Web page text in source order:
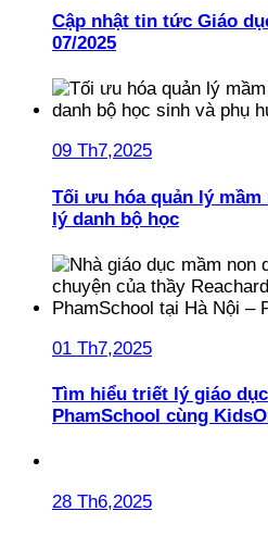
Cập nhật tin tức Giáo
07/2025
09 Th7,2025
Tối ưu hóa quản lý
lý danh bộ học
01 Th7,2025
Tìm hiểu triết lý giáo
PhamSchool cùng
28 Th6,2025